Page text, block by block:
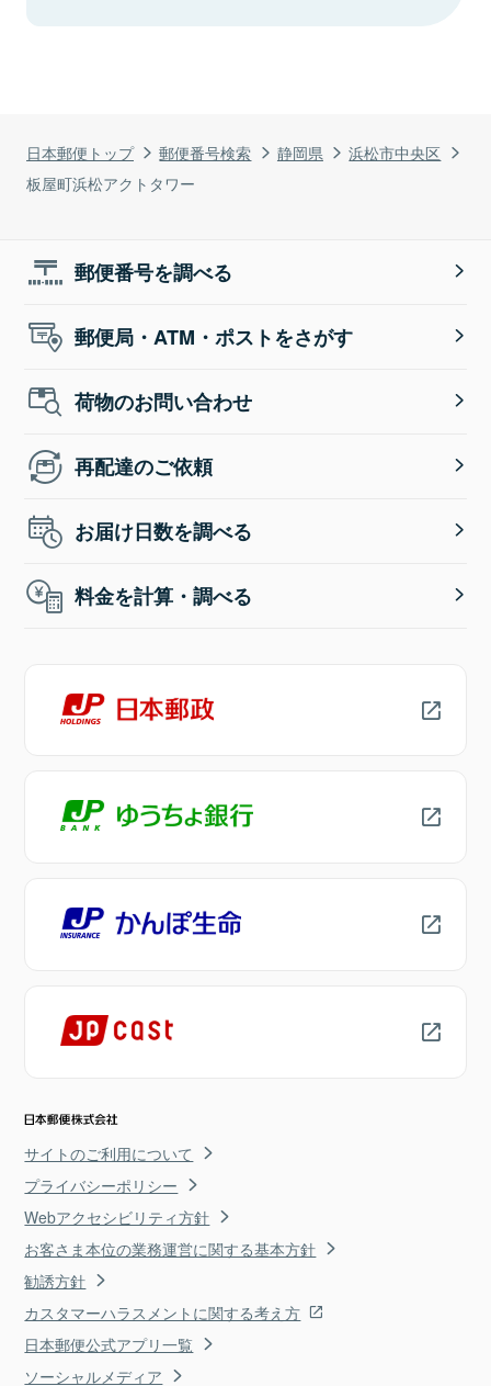
日本郵便トップ 郵便番号検索 静岡県
浜松市中央区
板屋町浜松アクトタワー
郵便番号を調べる
郵便局・ATM・ポストをさがす
荷物のお問い合わせ
再配達のご依頼
お届け日数を調べる
料金を計算・調べる
サイトのご利用について
プライバシーポリシー
Webアクセシビリティ方針
お客さま本位の業務運営に関する基本方針
勧誘方針
カスタマーハラスメントに関する考え方
日本郵便公式アプリ一覧
ソーシャルメディア